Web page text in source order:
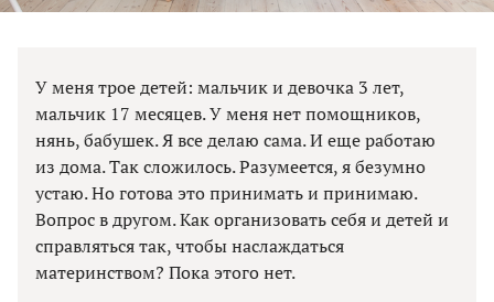
У меня трое детей: мальчик и девочка 3 лет,
мальчик 17 месяцев. У меня нет помощников,
нянь, бабушек. Я все делаю сама. И еще работаю
из дома. Так сложилось. Разумеется, я безумно
устаю. Но готова это принимать и принимаю.
Вопрос в другом. Как организовать себя и детей и
справляться так, чтобы наслаждаться
материнством? Пока этого нет.